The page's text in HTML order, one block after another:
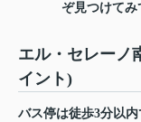
ぞ見つけてみ
エル・セレーノ
イント)
バス停は徒歩3分以